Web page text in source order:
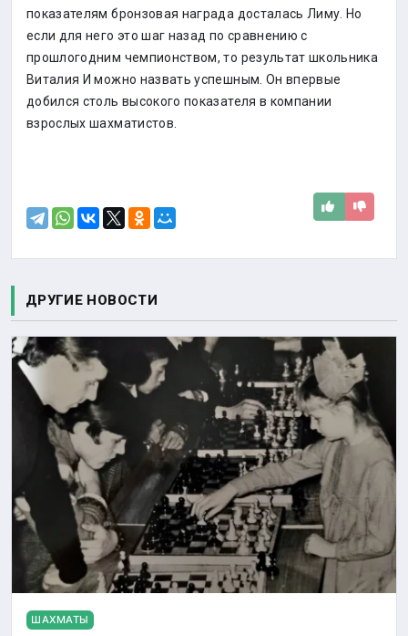
показателям бронзовая награда досталась Лиму. Но
если для него это шаг назад по сравнению с
прошлогодним чемпионством, то результат школьника
Виталия И можно назвать успешным. Он впервые
добился столь высокого показателя в компании
взрослых шахматистов.
ДРУГИЕ НОВОСТИ
ШАХМАТЫ